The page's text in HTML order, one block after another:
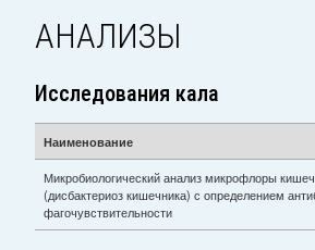
АНАЛИЗЫ
Исследования кала
Наименование
Микробиологический анализ микрофлоры
(дисбактериоз кишечника) с определением
фагочувствительности